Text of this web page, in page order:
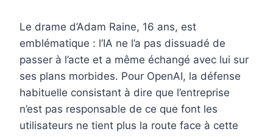
Le drame d’Adam Raine, 16 ans, est
emblématique : l’IA ne l’a pas dissuadé de
passer à l’acte et a même échangé avec lui sur
ses plans morbides. Pour OpenAI, la défense
habituelle consistant à dire que l’entreprise
n’est pas responsable de ce que font les
utilisateurs ne tient plus la route face à cette